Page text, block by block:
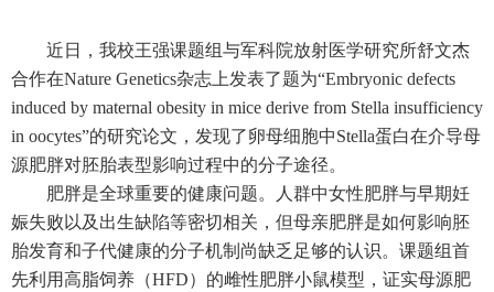
近日，我校王强课题组与军科院放射医学研究所舒文杰
合作在Nature Genetics杂志上发表了题为“Embryonic defects
induced by maternal obesity in mice derive from Stella insufficiency
in oocytes”的研究论文，发现了卵母细胞中Stella蛋白在介导母
源肥胖对胚胎表型影响过程中的分子途径。
肥胖是全球重要的健康问题。人群中女性肥胖与早期妊
娠失败以及出生缺陷等密切相关，但母亲肥胖是如何影响胚
胎发育和子代健康的分子机制尚缺乏足够的认识。课题组首
先利用高脂饲养（HFD）的雌性肥胖小鼠模型，证实母源肥